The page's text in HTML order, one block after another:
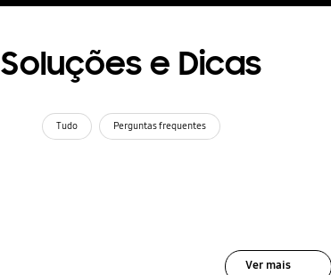
Soluções e Dicas
Tudo Perguntas frequentes
Ver mais